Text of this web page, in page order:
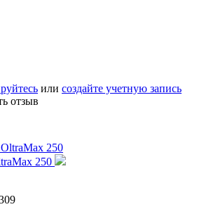
или создайте учетную запись
отзыв
250